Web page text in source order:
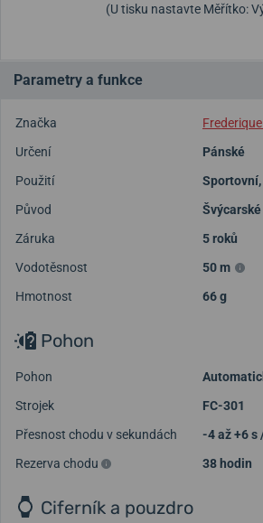
(U tisku nastavte Měřítko:
Parametry a funkce
Značka
Určení
Pánské
Použití
Sportovní,
Původ
Švýcarské
Záruka
5 roků
Vodotěsnost
50 m
Hmotnost
66 g
Pohon
Pohon
Strojek
FC-301
Přesnost chodu v sekundách
-4 až +6 s
Rezerva chodu
38 hodin
Ciferník a pouzdro